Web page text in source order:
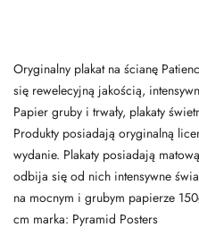
Oryginalny plakat na ścianę
się rewelecyjną jakością,
Papier gruby i trwały, plakaty
Produkty posiadają oryginalną
wydanie. Plakaty posiadają
odbija się od nich intensywne
na mocnym i grubym papierze
cm marka: Pyramid Posters